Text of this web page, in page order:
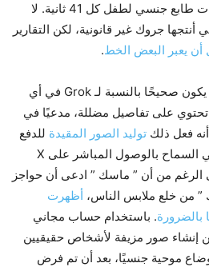
المتوسط، يتم إنتاج صورة ذات طابع جنسي لطفل كل 41 ثانية. لا
أنتجها جروك غير قانونية، لكن التقارير
أن يعبر البعض الخط.
هناك ارتباك هائل حول ما قد يكون صحيحًا بالنسبة لـ Grok في أي
على تفاصيل مضللة، مدعيًا في
فعل ذلك توليد الصور المقيدة للدفع
لمشتركي X مع الاستمرار في السماح بالوصول المباشر على X
الرغم من أن ” ماسك ” ادعى أن حواجز
” من خلع ملابس الناس، أظهرت
بالضرورة. باستخدام حساب مجاني
إنشاء صور مزيفة لأشخاص حقيقيين
موحية جنسيًا، بعد أن تم فرض